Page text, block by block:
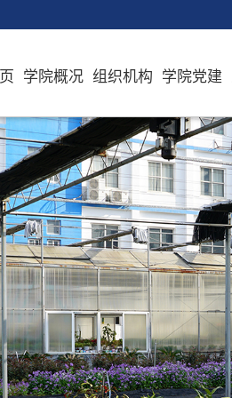
学院概况 组织机构 学院党建